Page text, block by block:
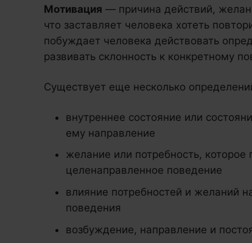
Мотивация — причина действий,
что заставляет человека хотеть
побуждает человека действовать
развивать склонность к конкретному
Существует еще несколько
внутреннее состояние или
ему направление
желание или потребность,
целенаправленное поведение
влияние потребностей и желаний
поведения
возбуждение, направление и